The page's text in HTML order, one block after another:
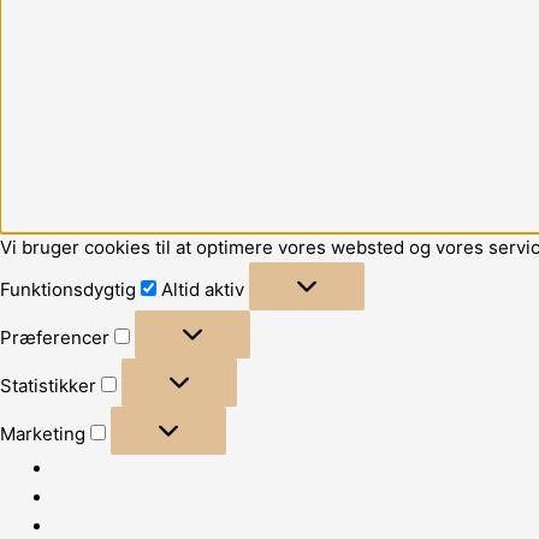
Vi bruger cookies til at optimere vores websted og vores
Funktionsdygtig
Altid aktiv
Præferencer
Statistikker
Marketing